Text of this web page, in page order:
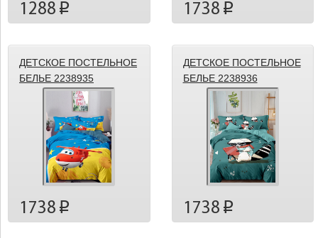
1288 p 1738 p
ДЕТСКОЕ ПОСТЕЛЬНОЕ
БЕЛЬЕ 2238935
1738 p
ДЕТСКОЕ ПОСТЕЛЬНОЕ
БЕЛЬЕ 2238936
1738 p